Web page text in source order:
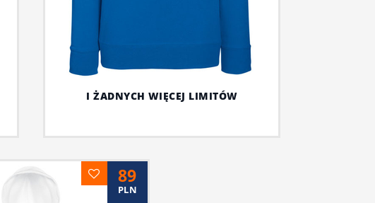
I ŻADNYCH WIĘCEJ LIMITÓW
89
PLN